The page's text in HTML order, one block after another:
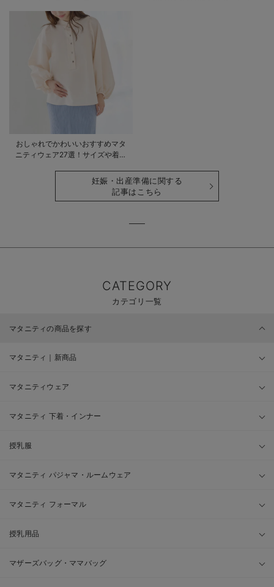
おしゃれでかわいいおすすめマタ
ニティウェア27選！サイズや着る
妊娠・出産準備に関する
記事はこちら
CATEGORY
カテゴリ一覧
マタニティの商品を探す
マタニティ｜新商品
マタニティウェア
マタニティ 下着・インナー
授乳服
マタニティ パジャマ・ルームウェア
マタニティ フォーマル
授乳用品
マザーズバッグ・ママバッグ